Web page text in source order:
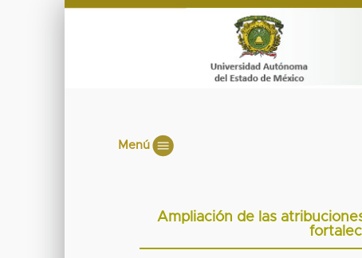
Menú
Ampliación de las